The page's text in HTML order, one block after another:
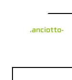
Zon - Bianciotto-